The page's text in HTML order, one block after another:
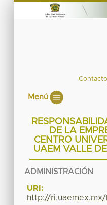
Contacto
Menú
DE LA
CENTRO
UAEM VALLE
ADMINISTRACIÓN
URI:
http://